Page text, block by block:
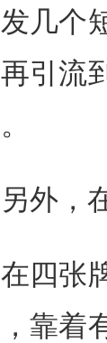
发几个
再引流
。
另外，
在四张
，靠着